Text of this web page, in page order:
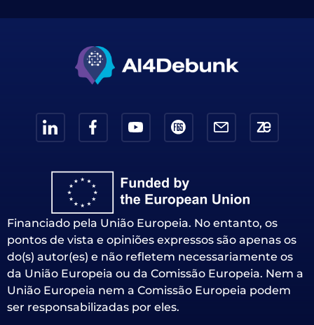
Financiado pela União Europeia. No entanto, os
pontos de vista e opiniões expressos são apenas os
do(s) autor(es) e não refletem necessariamente os
da União Europeia ou da Comissão Europeia. Nem a
União Europeia nem a Comissão Europeia podem
ser responsabilizadas por eles.